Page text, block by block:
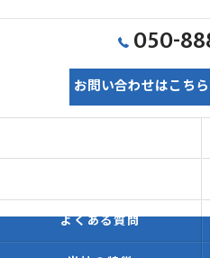
050-
お問い合わせはこちら
よくある質問